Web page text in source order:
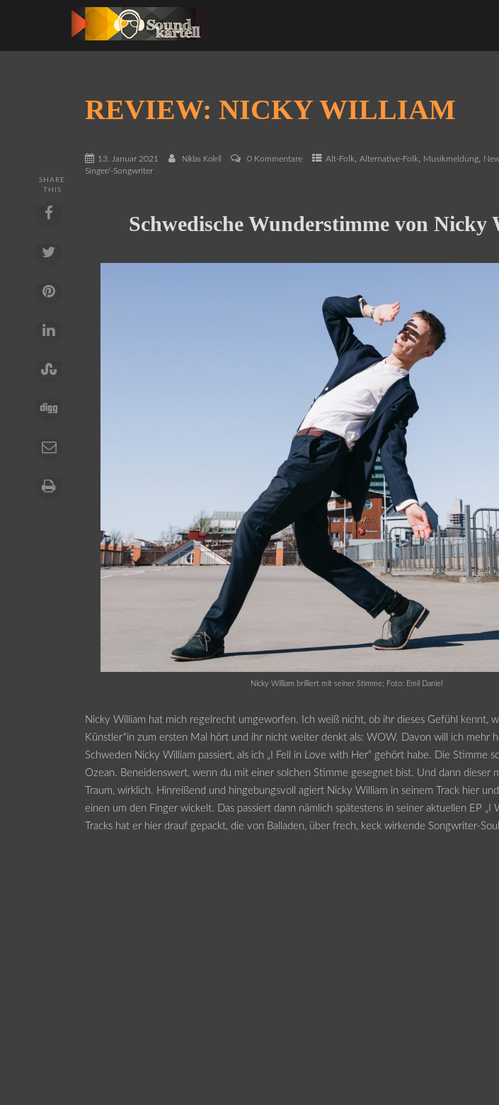
REVIEW: NICKY WILLIAM
13. Januar 2021 Niklas Kolell 0 Kommentare Alt-Folk,Alternative-Folk, Musikmeldung,
Singer/-Songwriter
SHARE
THIS
Schwedische Wunderstimme von Nicky
Nicky William brilliert mit seiner Stimme; Foto: Emil Daniel
Nicky William hat mich regelrecht umgeworfen. Ich weiß nicht, ob ihr dieses Gefühl kennt,
Künstler*in zum ersten Mal hört und ihr nicht weiter denkt als: WOW. Davon will ich mehr
Schweden Nicky William passiert, als ich „I Fell in Love with Her“ gehört habe. Die Stimme
Ozean. Beneidenswert, wenn du mit einer solchen Stimme gesegnet bist. Und dann dieser
Traum, wirklich. Hinreißend und hingebungsvoll agiert Nicky William in seinem Track hier
einen um den Finger wickelt. Das passiert dann nämlich spätestens in seiner aktuellen EP „I
Tracks hat er hier drauf gepackt, die von Balladen, über frech, keck wirkende Songwriter-